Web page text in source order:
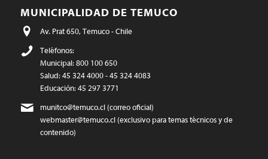
MUNICIPALIDAD DE TEMUCO
Av. Prat 650, Temuco - Chile
Teléfonos:
Municipal: 800 100 650
Salud: 45 324 4000 - 45 324 4083
Educación: 45 297 3771
munitco@temuco.cl(correo oficial)
webmaster@temuco.cl(exclusivo para temas técnicos y de
contenido)